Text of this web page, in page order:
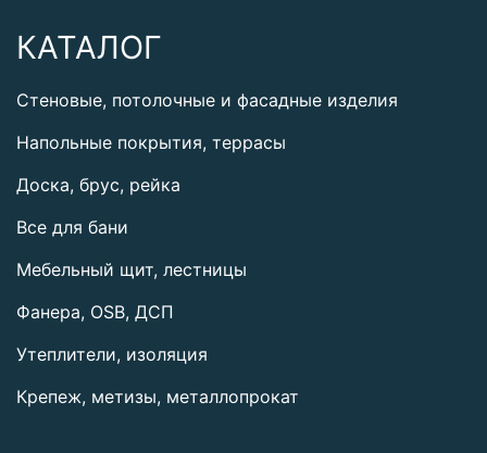
КАТАЛОГ
Стеновые, потолочные и фасадные изделия
Напольные покрытия, террасы
Доска, брус, рейка
Все для бани
Мебельный щит, лестницы
Фанера, OSB, ДСП
Утеплители, изоляция
Крепеж, метизы, металлопрокат